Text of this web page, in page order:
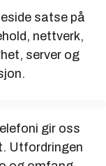
satse på
nettverk,
server og
gir oss
Utfordringen